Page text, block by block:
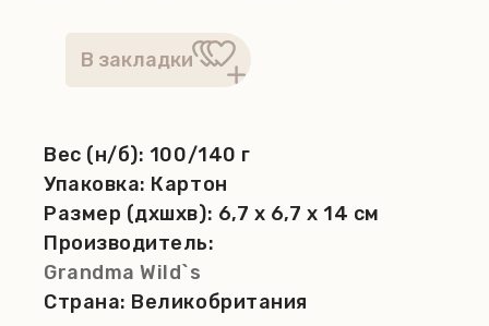
Вес (н/б): 100/140 г
Упаковка: Картон
Размер (дхшхв): 6,7 x 6,7 x 14 см
Производитель:
Grandma Wild`s
Страна: Великобритания